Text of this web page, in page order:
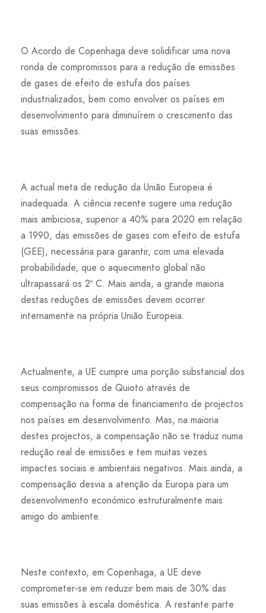
O Acordo de Copenhaga deve solidificar uma nova
ronda de compromissos para a redução de emissões
de gases de efeito de estufa dos países
industrializados, bem como envolver os países em
desenvolvimento para diminuírem o crescimento das
suas emissões.
A actual meta de redução da União Europeia é
inadequada. A ciência recente sugere uma redução
mais ambiciosa, superior a 40% para 2020 em relação
a 1990, das emissões de gases com efeito de estufa
(GEE), necessária para garantir, com uma elevada
probabilidade, que o aquecimento global não
ultrapassará os 2º C. Mais ainda, a grande maioria
destas reduções de emissões devem ocorrer
internamente na própria União Europeia.
Actualmente, a UE cumpre uma porção substancial dos
seus compromissos de Quioto através de
compensação na forma de financiamento de projectos
nos países em desenvolvimento. Mas, na maioria
destes projectos, a compensação não se traduz numa
redução real de emissões e tem muitas vezes
impactes sociais e ambientais negativos. Mais ainda, a
compensação desvia a atenção da Europa para um
desenvolvimento económico estruturalmente mais
amigo do ambiente.
Neste contexto, em Copenhaga, a UE deve
comprometer-se em reduzir bem mais de 30% das
suas emissões à escala doméstica. A restante parte